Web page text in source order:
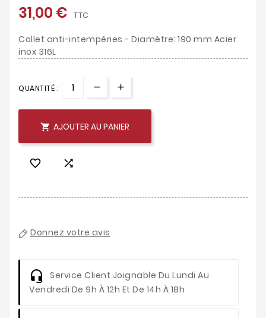
31,00 € TTC
Collet anti-intempéries - Diamètre: 190 mm Acier
inox 316L
QUANTITÉ :
 AJOUTER AU PANIER
 
Donnez votre avis
Service Client Joignable Du Lundi Au
Vendredi De 9h À 12h Et De 14h À 18h